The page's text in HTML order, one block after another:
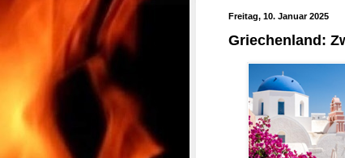
Freitag, 10. Januar 2025
Griechenland: